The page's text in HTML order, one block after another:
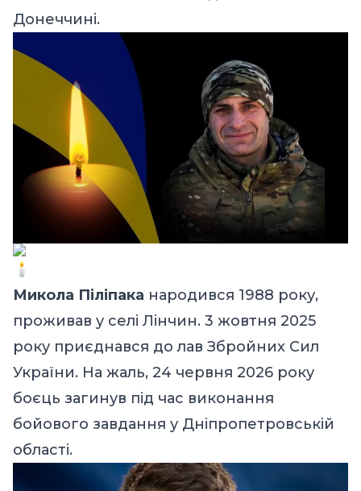
Донеччині.
Микола Піліпака народився 1988 року,
проживав у селі Лінчин. 3 жовтня 2025
року приєднався до лав Збройних Сил
України. На жаль, 24 червня 2026 року
боєць загинув під час виконання
бойового завдання у Дніпропетровській
області.